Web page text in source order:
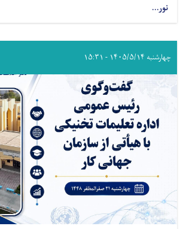
نور...
چهارشنبه ۱۴۰۵/۵/۱۴ - ۱۵:۳۱